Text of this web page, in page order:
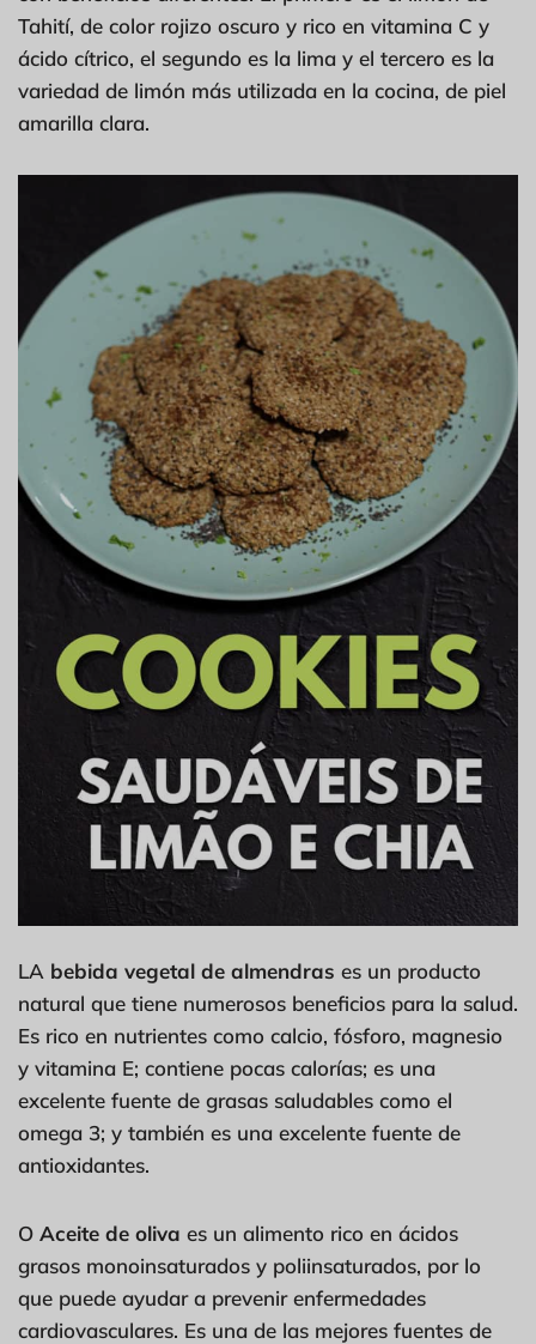
Tahití, de color rojizo oscuro y rico en vitamina C y
ácido cítrico, el segundo es la lima y el tercero es la
variedad de limón más utilizada en la cocina, de piel
amarilla clara.
LA bebida vegetal de almendras es un producto
natural que tiene numerosos beneficios para la salud.
Es rico en nutrientes como calcio, fósforo, magnesio
y vitamina E; contiene pocas calorías; es una
excelente fuente de grasas saludables como el
omega 3; y también es una excelente fuente de
antioxidantes.
O Aceite de oliva es un alimento rico en ácidos
grasos monoinsaturados y poliinsaturados, por lo
que puede ayudar a prevenir enfermedades
cardiovasculares. Es una de las mejores fuentes de